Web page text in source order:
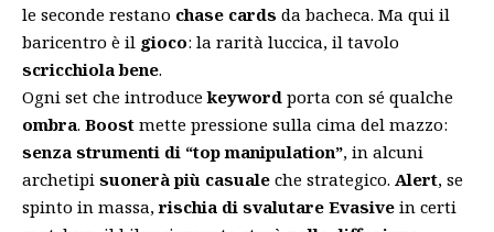
le seconde restano chase cards da bacheca. Ma qui il
baricentro è il gioco: la rarità luccica, il tavolo
scricchiola bene.
Ogni set che introducekeyword porta con sé qualche
ombra. Boost mette pressione sulla cima del mazzo:
senza strumenti di “top manipulation”, in alcuni
archetipi suonerà più casuale che strategico. Alert, se
spinto in massa,rischia di svalutare Evasive in certi